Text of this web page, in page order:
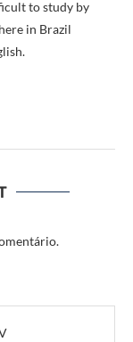
to study by
in Brazil